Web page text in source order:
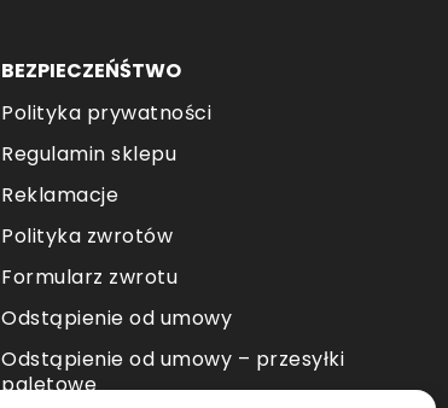
BEZPIECZEŃŚTWO
Polityka prywatności
Regulamin sklepu
Reklamacje
Polityka zwrotów
Formularz zwrotu
Odstąpienie od umowy
Odstąpienie od umowy – przesyłki
paletowe